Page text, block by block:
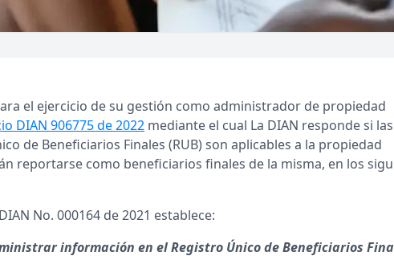
el ejercicio de su gestión como administrador de propiedad
DIAN 906775 de 2022 mediante el cual La DIAN responde si las
de Beneficiarios Finales (RUB) son aplicables a la propiedad
reportarse como beneficiarios finales de la misma, en los
No. 000164 de 2021 establece:
información en el Registro Único de Beneficiarios